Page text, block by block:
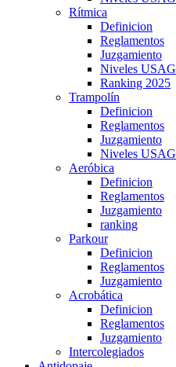
Rítmica
Definicion
Reglamentos
Juzgamiento
Niveles USAG
Ranking 2025
Trampolín
Definicion
Reglamentos
Juzgamiento
Niveles USAG
Aeróbica
Definicion
Reglamentos
Juzgamiento
ranking
Parkour
Definicion
Reglamentos
Juzgamiento
Acrobática
Definicion
Reglamentos
Juzgamiento
Intercolegiados